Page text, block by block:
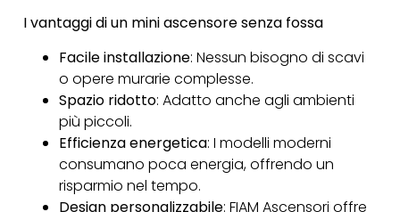
I vantaggi di un mini ascensore senza fossa
Facile installazione: Nessun bisogno di scavi
o opere murarie complesse.
Spazio ridotto: Adatto anche agli ambienti
più piccoli.
Efficienza energetica: I modelli moderni
consumano poca energia, offrendo un
risparmio nel tempo.
Design personalizzabile: FIAM Ascensori offre